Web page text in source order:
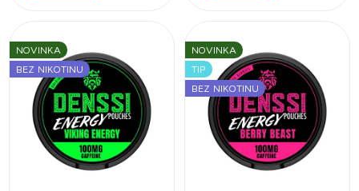
NOVINKA
BEZ NIKOTINU
NOVINKA
TIP
BEZ NIKOTINU